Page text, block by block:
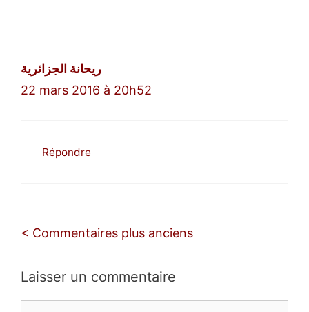
ريحانة الجزائرية
22 mars 2016 à 20h52
Répondre
Navigation
commentaires
< Commentaires plus anciens
Laisser un commentaire